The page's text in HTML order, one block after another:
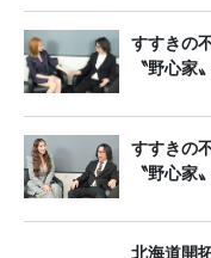
すすきの
〝野心家
すすきの
〝野心家
北海道開